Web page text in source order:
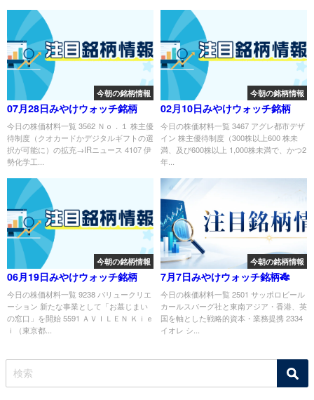
今朝の銘柄情報
07月28日みやけウォッチ銘柄
今日の株価材料一覧 3562 Ｎｏ．１ 株主優
待制度（クオカードかデジタルギフトの選
択が可能に）の拡充→IRニュース 4107 伊
勢化学工...
今朝の銘柄情報
02月10日みやけウォッチ銘柄
今日の株価材料一覧 3467 アグレ都市デザ
イン 株主優待制度（300株以上600 株未
満、及び600株以上 1,000株未満で、かつ2
年...
今朝の銘柄情報
06月19日みやけウォッチ銘柄
今日の株価材料一覧 9238 バリュークリエ
ーション 新たな事業として「お墓じまい
の窓口」を開始 5591 ＡＶＩＬＥＮ Ｋｉｅ
ｉ（東京都...
今朝の銘柄情報
7月7日みやけウォッチ銘柄🎋
今日の株価材料一覧 2501 サッポロビール
カールスバーグ社と東南アジア・香港、英
国を軸とした戦略的資本・業務提携 2334
イオレ シ...